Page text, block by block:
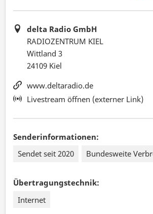
delta Radio GmbH
RADIOZENTRUM KIEL
Wittland 3
24109 Kiel
www.deltaradio.de
Livestream öffnen (externer Link)
Senderinformationen:
Sendet seit 2020
Bundesweite
Übertragungstechnik:
Internet